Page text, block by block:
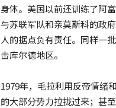
身体。美国以前还训练了阿
与苏联军队和亲莫斯科的政
人的据点负有责任。同样一
击库尔德地区。
1979年，毛拉利用反帝情绪
的大部分势力拉拢过来；甚